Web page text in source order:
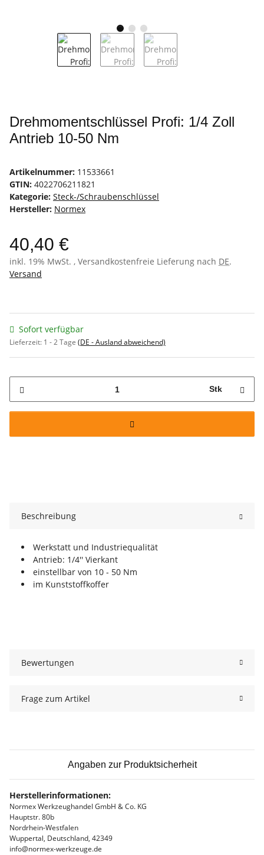
Drehmomentschlüssel Profi: 1/4 Zoll
Antrieb 10-50 Nm
Artikelnummer: 11533661
GTIN: 4022706211821
Kategorie: Steck-/Schraubenschlüssel
Hersteller: Normex
40,40 €
inkl. 19% MwSt. , Versandkostenfreie Lieferung nach DE.
Versand
Sofort verfügbar
Lieferzeit: 1 - 2 Tage (DE - Ausland abweichend)
Stk
Beschreibung
Werkstatt und Industriequalität
Antrieb: 1/4'' Vierkant
einstellbar von 10 - 50 Nm
im Kunststoffkoffer
Bewertungen
Frage zum Artikel
Angaben zur Produktsicherheit
Herstellerinformationen:
Normex Werkzeughandel GmbH & Co. KG
Hauptstr. 80b
Nordrhein-Westfalen
Wuppertal, Deutschland, 42349
info@normex-werkzeuge.de